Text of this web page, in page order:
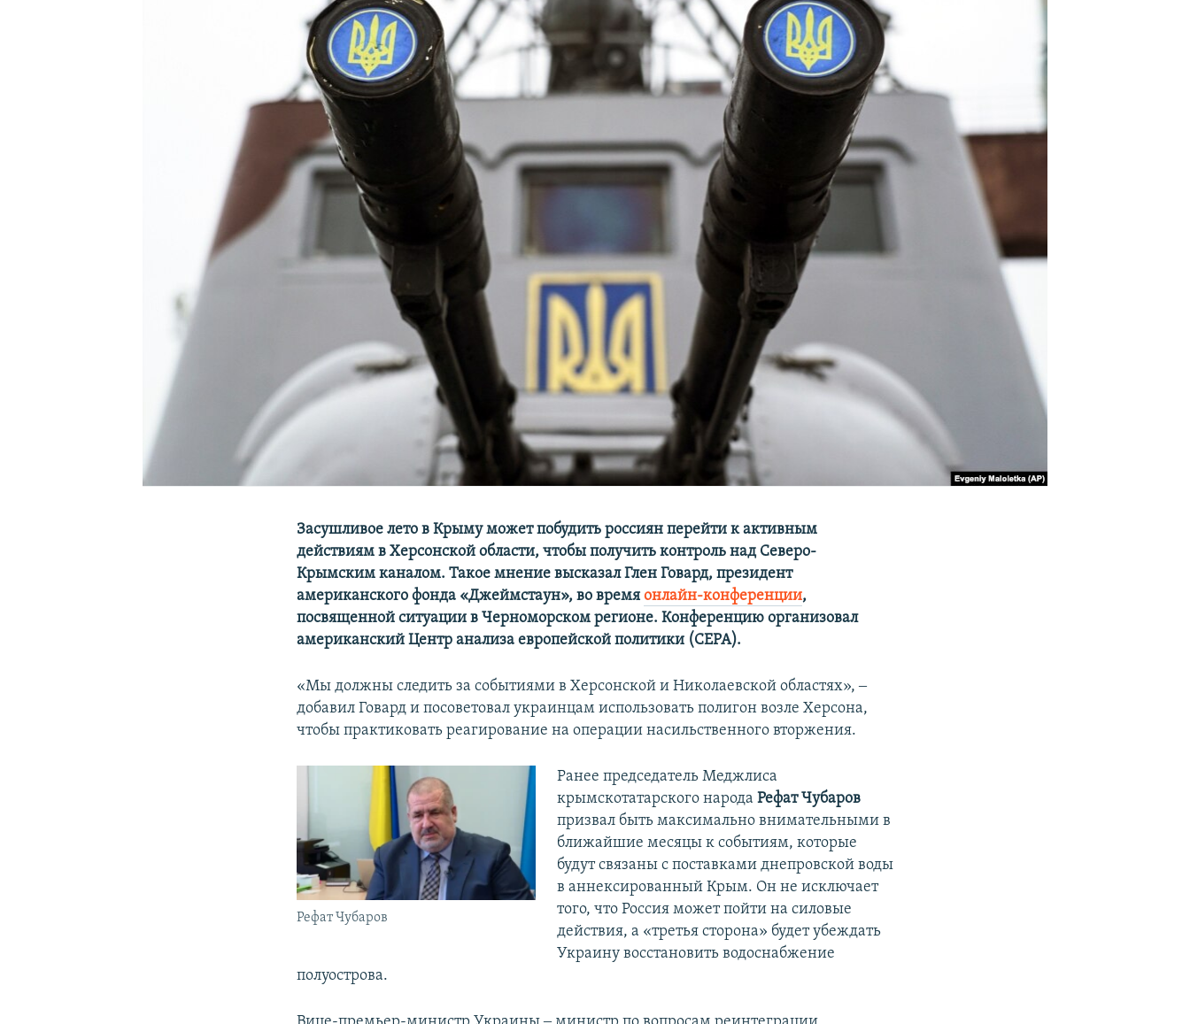
Засушливое лето в Крыму может побудить россиян перейти к активным
действиям в Херсонской области, чтобы получить контроль над Северо-
Крымским каналом. Такое мнение высказал Глен Говард, президент
американского фонда «Джеймстаун», во времяонлайн-конференции,
посвященной ситуации в Черноморском регионе. Конференцию организовал
американский Центр анализа европейской политики (СЕРА).
«Мы должны следить за событиями в Херсонской и Николаевской областях», ‒
добавил Говард и посоветовал украинцам использовать полигон возле Херсона,
чтобы практиковать реагирование на операции насильственного вторжения.
Рефат Чубаров
Ранее председатель Меджлиса
крымскотатарского народа Рефат Чубаров
призвал быть максимально внимательными в
ближайшие месяцы к событиям, которые
будут связаны с поставками днепровской воды
в аннексированный Крым. Он не исключает
того, что Россия может пойти на силовые
действия, а «третья сторона» будет убеждать
Украину восстановить водоснабжение
полуострова.